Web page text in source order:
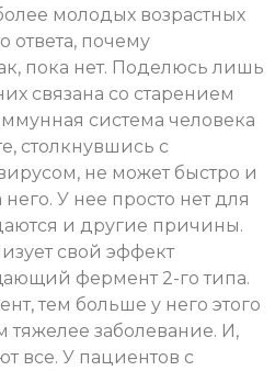
молодых возрастных
ответа, почему
пока нет. Поделюсь лишь
связана со старением
система человека
столкнувшись с
не может быстро и
него. У нее просто нет для
и другие причины.
свой эффект
фермент 2-го типа.
тем больше у него этого
тяжелее заболевание. И,
все. У пациентов с